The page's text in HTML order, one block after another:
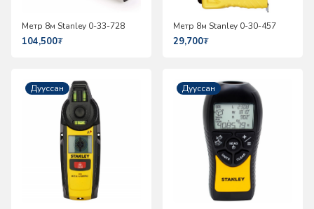
Метр 8м Stanley 0-33-728
104,500₮
Метр 8м Stanley 0-30-457
29,700₮
Дууссан Дууссан